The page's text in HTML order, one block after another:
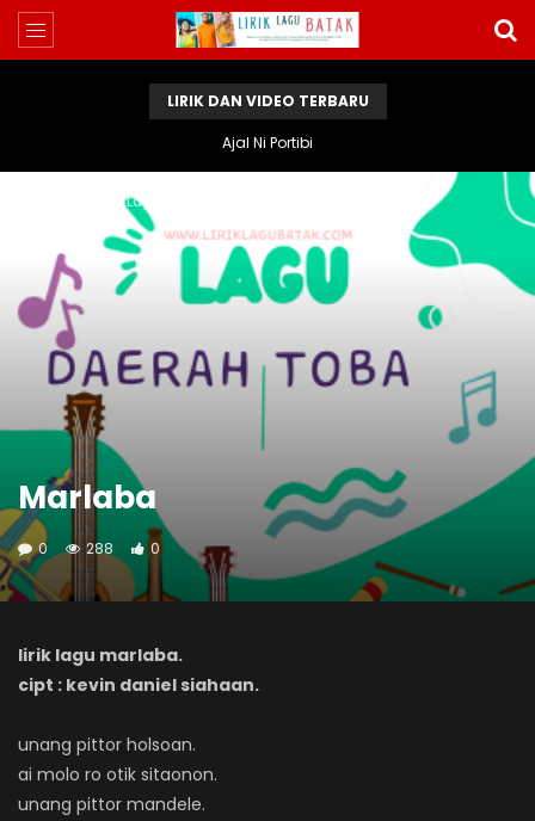
LIRIK DAN VIDEO TERBARU
Ajal Ni Portibi
Lirik Lagu Batak
Marlaba
0 288 0
lirik lagu marlaba.
cipt : kevin daniel siahaan.
unang pittor holsoan.
ai molo ro otik sitaonon.
unang pittor mandele.